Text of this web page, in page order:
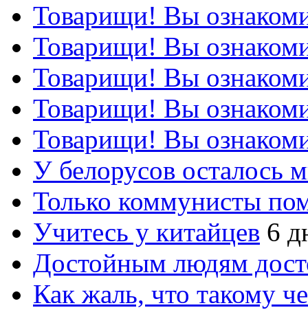
Товарищи! Вы
Товарищи! Вы
Товарищи! Вы
Товарищи! Вы
Товарищи! Вы
У белорусов осталось
Только коммунисты
Учитесь у китайцев 6
Достойным людям
Как жаль, что такому